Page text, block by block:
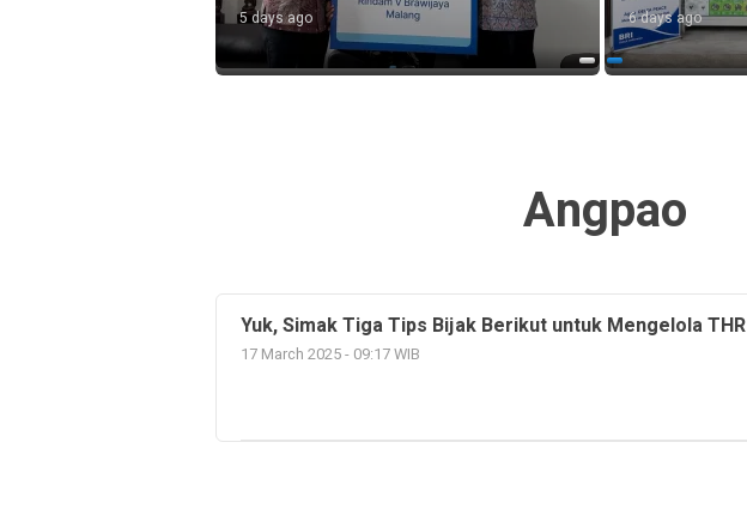
5 days ago 6 days ago
Angpao
Yuk, Simak Tiga Tips Bijak Berikut untuk Mengelola THR
17 March 2025 - 09:17 WIB